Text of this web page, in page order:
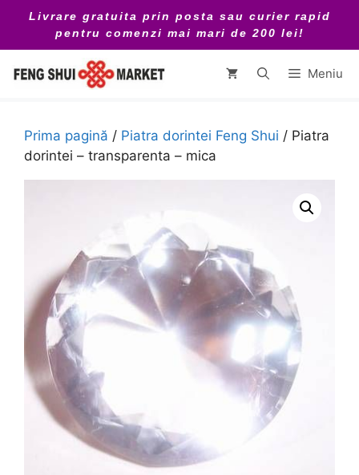
conținut
Livrare gratuita prin posta sau curier rapid
pentru comenzi mai mari de 200 lei!
Meniu
Prima pagină / Piatra dorintei Feng Shui / Piatra
dorintei – transparenta – mica